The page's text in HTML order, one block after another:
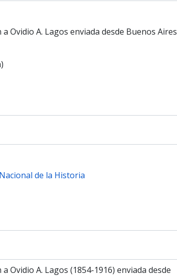
Ovidio A. Lagos enviada desde Buenos Aires
de la Historia
Ovidio A. Lagos (1854-1916) enviada desde